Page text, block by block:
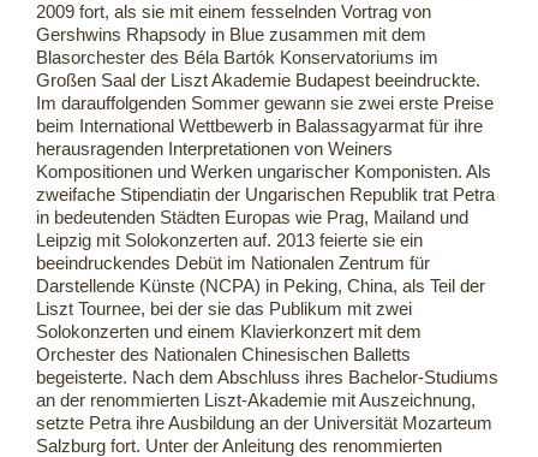
2009 fort, als sie mit einem fesselnden Vortrag von
Gershwins Rhapsody in Blue zusammen mit dem
Blasorchester des Béla Bartók Konservatoriums im
Großen Saal der Liszt Akademie Budapest beeindruckte.
Im darauffolgenden Sommer gewann sie zwei erste Preise
beim International Wettbewerb in Balassagyarmat für ihre
herausragenden Interpretationen von Weiners
Kompositionen und Werken ungarischer Komponisten. Als
zweifache Stipendiatin der Ungarischen Republik trat Petra
in bedeutenden Städten Europas wie Prag, Mailand und
Leipzig mit Solokonzerten auf. 2013 feierte sie ein
beeindruckendes Debüt im Nationalen Zentrum für
Darstellende Künste (NCPA) in Peking, China, als Teil der
Liszt Tournee, bei der sie das Publikum mit zwei
Solokonzerten und einem Klavierkonzert mit dem
Orchester des Nationalen Chinesischen Balletts
begeisterte. Nach dem Abschluss ihres Bachelor-Studiums
an der renommierten Liszt-Akademie mit Auszeichnung,
setzte Petra ihre Ausbildung an der Universität Mozarteum
Salzburg fort. Unter der Anleitung des renommierten